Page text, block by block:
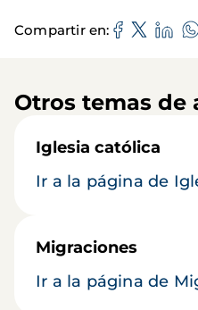
Compartir en
Otros temas de
Iglesia católica
Ir a la página de
Migraciones
Ir a la página de